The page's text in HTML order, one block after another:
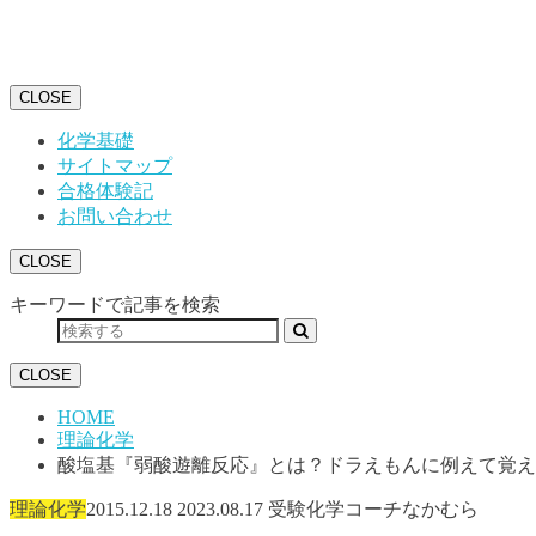
CLOSE
化学基礎
サイトマップ
合格体験記
お問い合わせ
CLOSE
キーワードで記事を検索
CLOSE
HOME
理論化学
酸塩基『弱酸遊離反応』とは？ドラえもんに例えて覚
理論化学2015.12.18 2023.08.17 受験化学コーチなかむら